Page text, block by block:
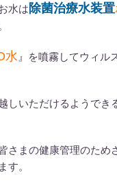
水は除菌治療水装置
水 』を噴霧してウィル
しいただけるようでき
さまの健康管理のため
す。